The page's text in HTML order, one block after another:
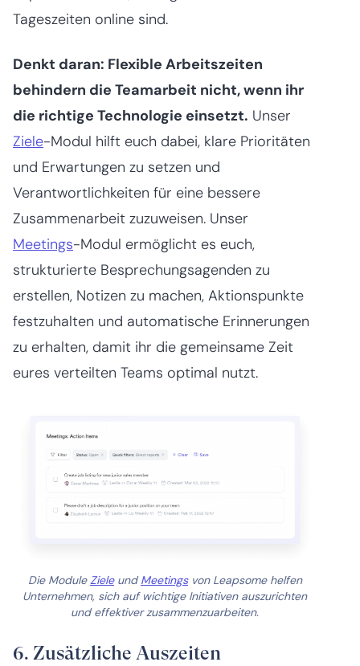
Tageszeiten online sind.
Denkt daran: Flexible Arbeitszeiten
behindern die Teamarbeit nicht, wenn ihr
die richtige Technologie einsetzt. Unser
Ziele-Modul hilft euch dabei, klare Prioritäten
und Erwartungen zu setzen und
Verantwortlichkeiten für eine bessere
Zusammenarbeit zuzuweisen. Unser
Meetings-Modul ermöglicht es euch,
strukturierte Besprechungsagenden zu
erstellen, Notizen zu machen, Aktionspunkte
festzuhalten und automatische Erinnerungen
zu erhalten, damit ihr die gemeinsame Zeit
eures verteilten Teams optimal nutzt.
Die ModuleZieleundMeetingsvon Leapsome helfen
Unternehmen, sich auf wichtige Initiativen auszurichten
und effektiver zusammenzuarbeiten.
6. Zusätzliche Auszeiten